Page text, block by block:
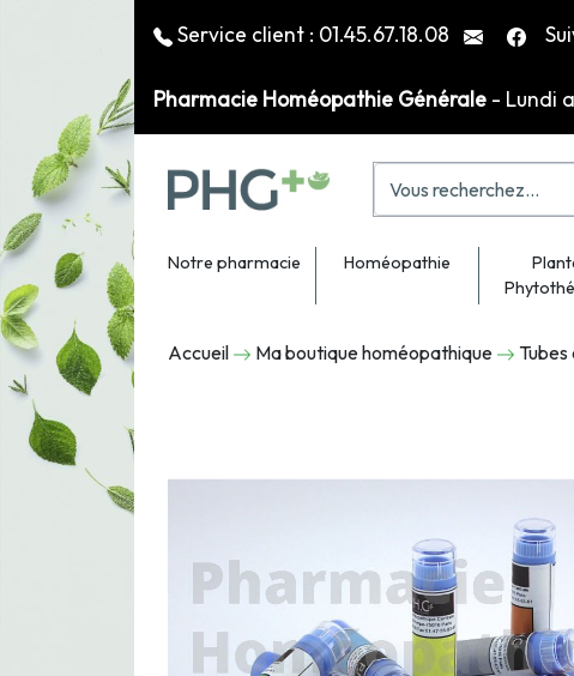
Service client : 01.45.67.18.08
Pharmacie Homéopathie Générale - Lundi
Notre pharmacie Homéopathie
Accueil Ma boutique homéopathique